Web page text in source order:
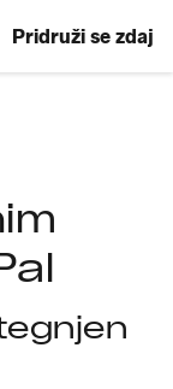
Pridruži se zdaj